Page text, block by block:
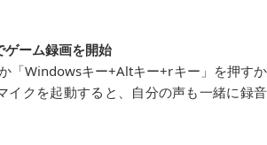
ゲーム録画を開始
「Windowsキー+Altキー+rキー」を押すか
イクを起動すると、自分の声も一緒に録音